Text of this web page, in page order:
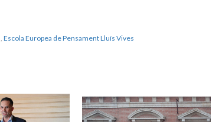
Escola Europea de Pensament Lluís Vives